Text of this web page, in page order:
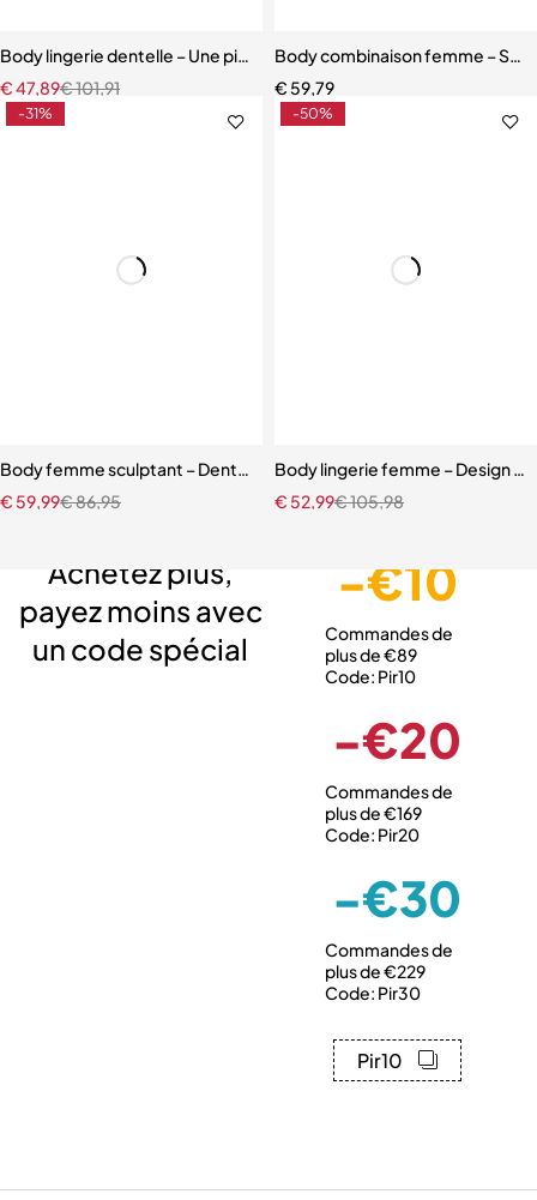
Body lingerie dentelle – Une pièce transparente en polyester,
€101,91
€47,89
Body combinaison femme –
€ 59,79
-31%
Body femme sculptant – Dentelle ajourée et cuir PU verni avec
€86,95
€ 59,99
-50%
Body lingerie femme – Design
€105,98
€ 52,99
Achetez plus,
payez moins avec
un code spécial
-€10
Commandes de
plus de €89
Code: Pir10
-€20
Commandes de
plus de €169
Code: Pir20
-€30
Commandes de
plus de €229
Code: Pir30
Pir10